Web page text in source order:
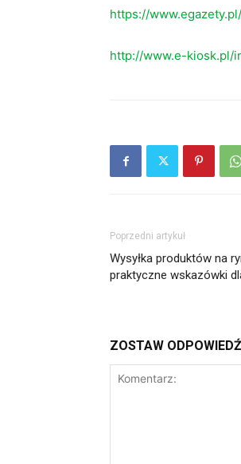
https://
http://www.e-kiosk.pl/
Poprzedni artykuł
Wysyłka produktów na
praktyczne wskazówki
ZOSTAW ODPOWIEDŹ